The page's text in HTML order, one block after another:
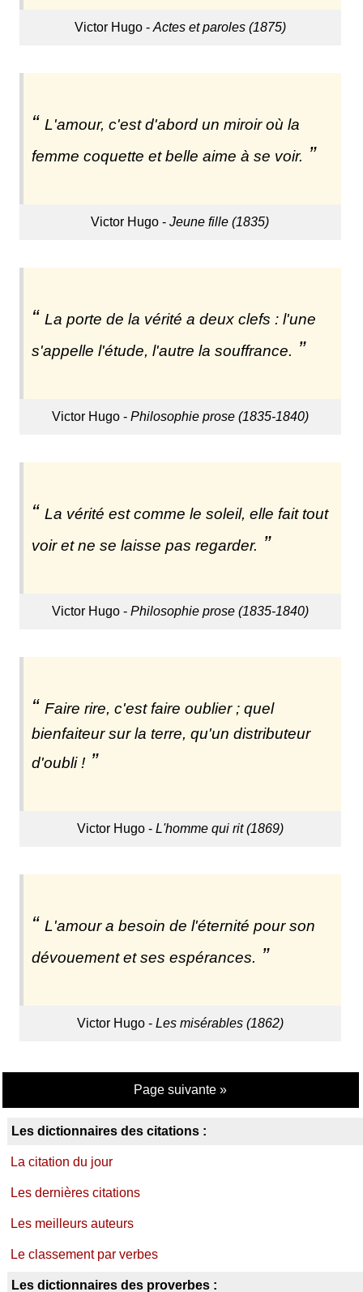
Victor Hugo - Actes et paroles (1875)
L'amour, c'est d'abord un miroir où la
femme coquette et belle aime à se voir.
Victor Hugo -Jeune fille (1835)
La porte de la vérité a deux clefs : l'une
s'appelle l'étude, l'autre la souffrance.
Victor Hugo - Philosophie prose (1835-1840)
La vérité est comme le soleil, elle fait tout
voir et ne se laisse pas regarder.
Victor Hugo - Philosophie prose (1835-1840)
Faire rire, c'est faire oublier ; quel
bienfaiteur sur la terre, qu'un distributeur
d'oubli !
Victor Hugo - L'homme qui rit (1869)
L'amour a besoin de l'éternité pour son
dévouement et ses espérances.
Victor Hugo - Les misérables (1862)
Page suivante »
Les dictionnaires des citations :
La citation du jour
Les dernières citations
Les meilleurs auteurs
Le classement par verbes
Les dictionnaires des proverbes :